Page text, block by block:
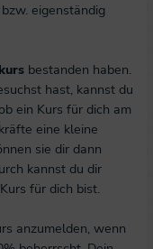
eigenständig
bestanden haben.
hast, kannst du
ein Kurs für dich am
eine kleine
sie dir dann
kannst du dir
für dich bist.
anzumelden, wenn